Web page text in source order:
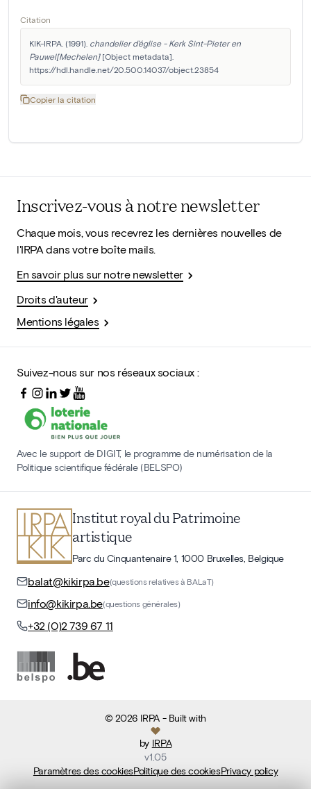
Citation
KIK-IRPA. (1991). chandelier d'église - Kerk Sint-Pieter en
Pauwel[Mechelen] [Object metadata].
https://hdl.handle.net/20.500.14037/object.23854
Copier la citation
Inscrivez-vous à notre newsletter
Chaque mois, vous recevrez les dernières nouvelles de
l'IRPA dans votre boîte mails.
En savoir plus sur notre newsletter
Droits d'auteur
Mentions légales
Suivez-nous sur nos réseaux sociaux :
Avec le support de DIGIT, le programme de numérisation de la
Politique scientifique fédérale (BELSPO)
Institut royal du Patrimoine
artistique
Parc du Cinquantenaire 1, 1000 Bruxelles, Belgique
balat@kikirpa.be(questions relatives à BALaT)
info@kikirpa.be(questions générales)
+32 (0)2 739 67 11
©2026 IRPA- Built with
by IRPA
v1.05
Paramètres des cookiesPolitique des cookiesPrivacy policy